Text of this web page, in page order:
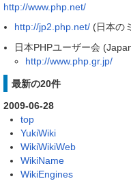
http://www.php.net/
http://jp2.php.net/ (日本の
日本PHPユーザー会
http://www.php.gr.jp/
最新の20件
2009-06-28
top
YukiWiki
WikiWikiWeb
WikiName
WikiEngines